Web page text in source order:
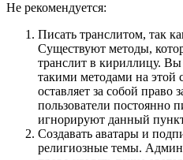
Не рекомендуется:
Писать транслитом, так
Существуют методы,
транслит в кириллицу.
такими методами на этой
оставляет за собой право
пользователи постоянно
игнорируют данный
Создавать аватары и
религиозные темы.